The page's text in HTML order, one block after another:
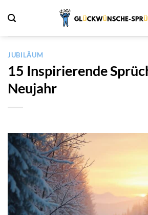
Inhalt
springen
JUBILÄUM
15 Inspirierende
Neujahr